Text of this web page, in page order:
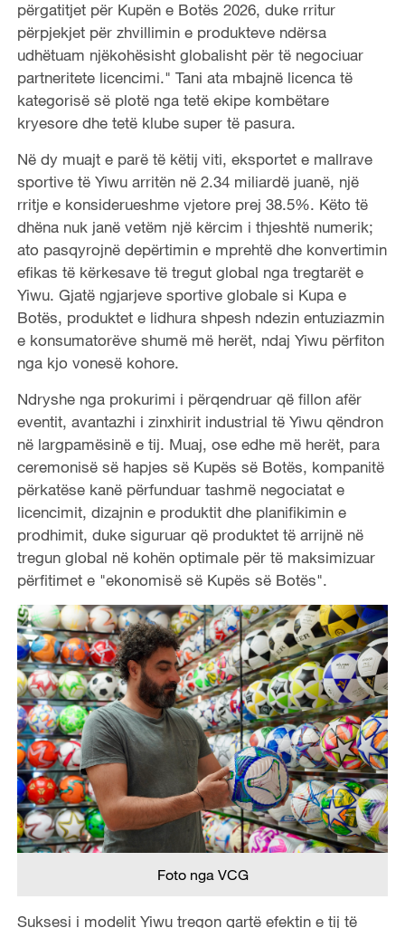
përgatitjet për Kupën e Botës 2026, duke rritur
përpjekjet për zhvillimin e produkteve ndërsa
udhëtuam njëkohësisht globalisht për të negociuar
partneritete licencimi." Tani ata mbajnë licenca të
kategorisë së plotë nga tetë ekipe kombëtare
kryesore dhe tetë klube super të pasura.
Në dy muajt e parë të këtij viti, eksportet e mallrave
sportive të Yiwu arritën në 2.34 miliardë juanë, një
rritje e konsiderueshme vjetore prej 38.5%. Këto të
dhëna nuk janë vetëm një kërcim i thjeshtë numerik;
ato pasqyrojnë depërtimin e mprehtë dhe konvertimin
efikas të kërkesave të tregut global nga tregtarët e
Yiwu. Gjatë ngjarjeve sportive globale si Kupa e
Botës, produktet e lidhura shpesh ndezin entuziazmin
e konsumatorëve shumë më herët, ndaj Yiwu përfiton
nga kjo vonesë kohore.
Ndryshe nga prokurimi i përqendruar që fillon afër
eventit, avantazhi i zinxhirit industrial të Yiwu qëndron
në largpamësinë e tij. Muaj, ose edhe më herët, para
ceremonisë së hapjes së Kupës së Botës, kompanitë
përkatëse kanë përfunduar tashmë negociatat e
licencimit, dizajnin e produktit dhe planifikimin e
prodhimit, duke siguruar që produktet të arrijnë në
tregun global në kohën optimale për të maksimizuar
përfitimet e "ekonomisë së Kupës së Botës".
Foto nga VCG
Suksesi i modelit Yiwu tregon qartë efektin e tij të